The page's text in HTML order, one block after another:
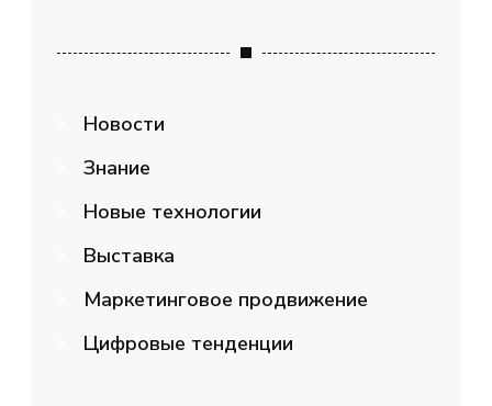
Новости
Знание
Новые технологии
Выставка
Маркетинговое продвижение
Цифровые тенденции